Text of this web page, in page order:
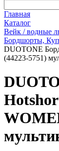
Главная
Каталог
Вейк / водные
Бордшорты,
DUOTONE
(44223-5751)